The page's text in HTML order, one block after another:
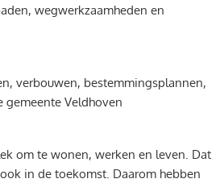
wegwerkzaamheden en
verbouwen, bestemmingsplannen,
gemeente Veldhoven
om te wonen, werken en leven. Dat
in de toekomst. Daarom hebben